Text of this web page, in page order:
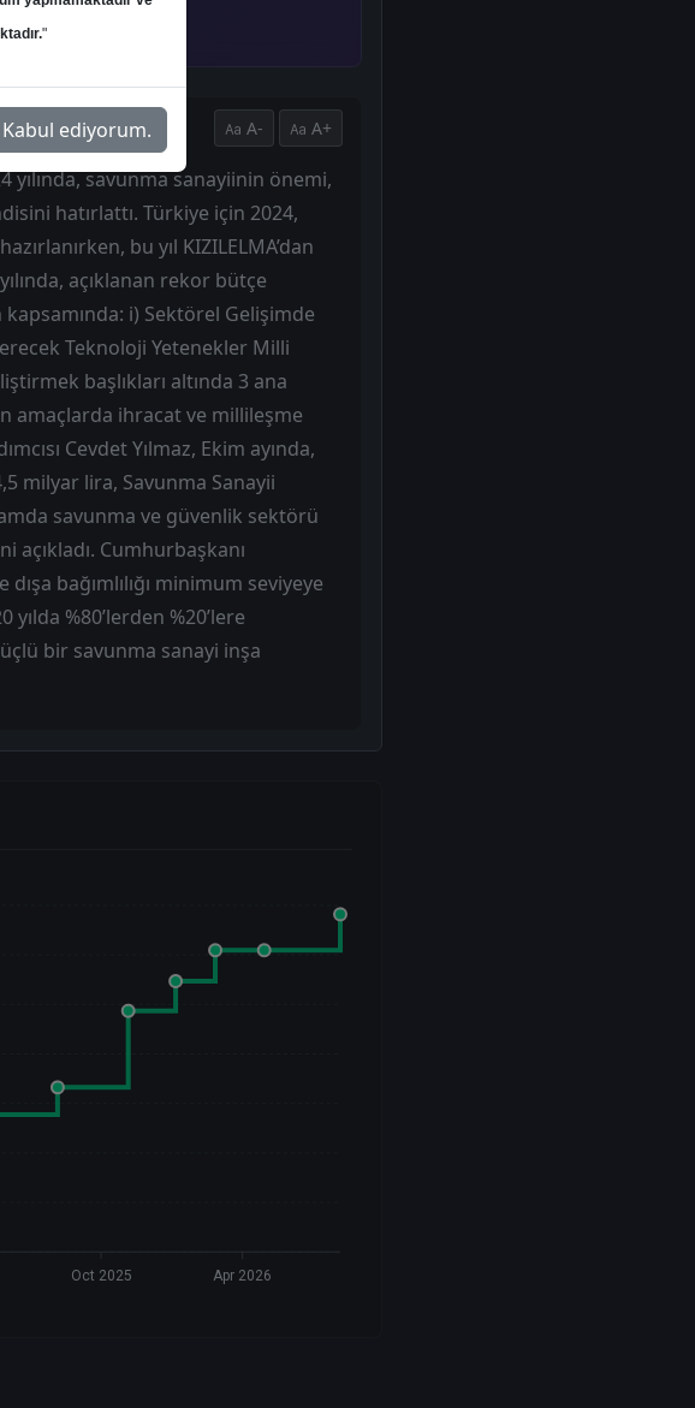
A- A+
savunma sanayiinin önemi,
hatırlattı. Türkiye için 2024,
bu yıl KIZILELMA’dan
açıklanan rekor bütçe
kapsamında: i) Sektörel Gelişimde
Teknoloji Yetenekler Milli
başlıkları altında 3 ana
amaçlarda ihracat ve millileşme
Cevdet Yılmaz, Ekim ayında,
milyar lira, Savunma Sanayii
savunma ve güvenlik sektörü
açıkladı. Cumhurbaşkanı
dışa bağımlılığı minimum seviyeye
yılda %80’lerden %20’lere
bir savunma sanayi inşa
Oct 2025 Apr 2026
"
Beyan edilen metni Okudum, Anladım ve Kabul ediyorum.